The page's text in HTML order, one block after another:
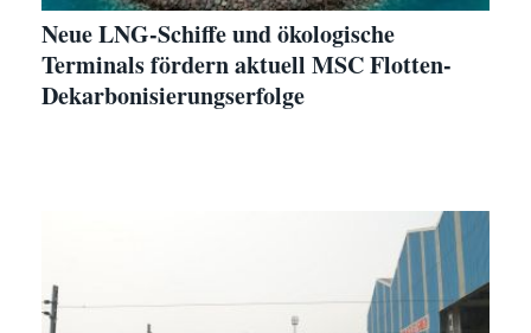
Neue LNG-Schiffe und ökologische
Terminals fördern aktuell MSC Flotten-
Dekarbonisierungserfolge